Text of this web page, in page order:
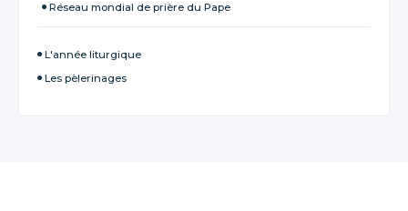
Réseau mondial de prière du Pape
L'année liturgique
Les pèlerinages